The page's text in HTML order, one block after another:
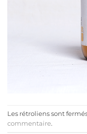
Les rétroliens sont
commentaire.